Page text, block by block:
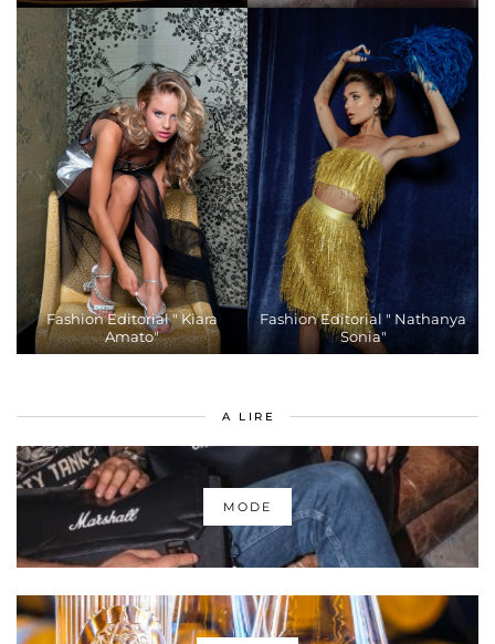
Fashion Editorial " Kiara
Amato"
Fashion Editorial " Nathanya
Sonia"
A LIRE
MODE